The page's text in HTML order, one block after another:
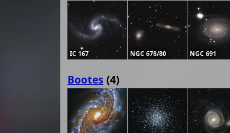
IC 167 NGC 678/80 NGC 691
Bootes (4)